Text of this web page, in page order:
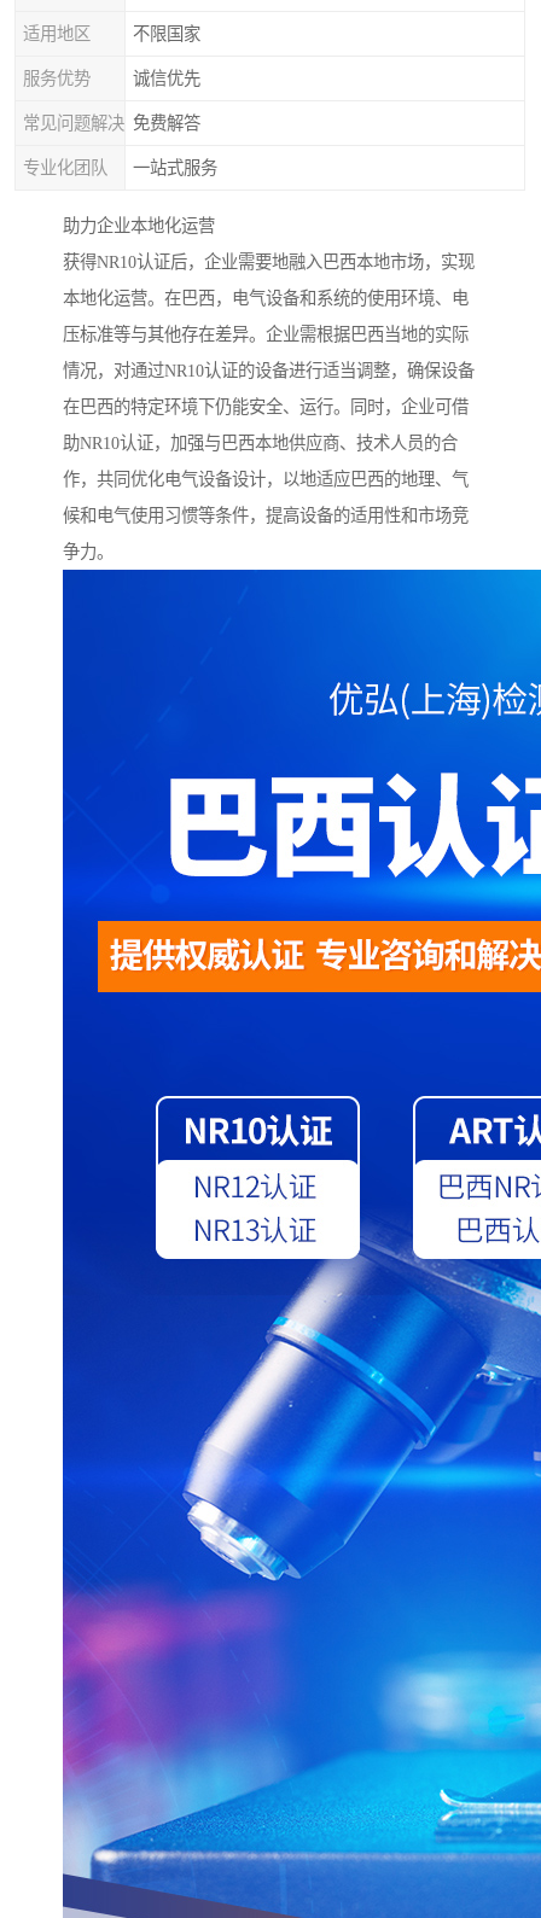
适用地区 不限国家
服务优势 诚信优先
常见问题解决 免费解答
专业化团队 一站式服务
助力企业本地化运营
获得NR10认证后，企业需要地融入巴西本地市场，实现
本地化运营。在巴西，电气设备和系统的使用环境、电
压标准等与其他存在差异。企业需根据巴西当地的实际
情况，对通过NR10认证的设备进行适当调整，确保设备
在巴西的特定环境下仍能安全、运行。同时，企业可借
助NR10认证，加强与巴西本地供应商、技术人员的合
作，共同优化电气设备设计，以地适应巴西的地理、气
候和电气使用习惯等条件，提高设备的适用性和市场竞
争力。